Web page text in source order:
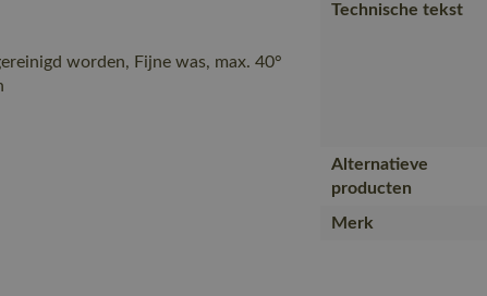
worden, Fijne was, max. 40°
Technische tekst
Alternatieve
producten
Merk